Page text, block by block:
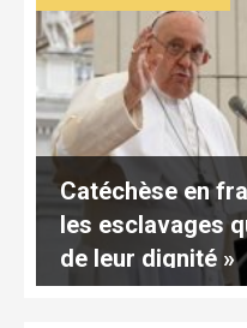
Catéchèse en
les esclavages
de leur dignité »